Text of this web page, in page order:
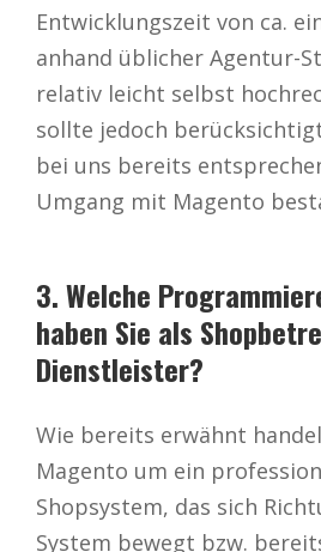
Entwicklungszeit von ca.
anhand üblicher Agentur-
relativ leicht selbst
sollte jedoch
bei uns bereits
Umgang mit Magento
3. Welche
haben Sie als
Dienstleister?
Wie bereits erwähnt
Magento um ein
Shopsystem, das sich
System bewegt bzw.